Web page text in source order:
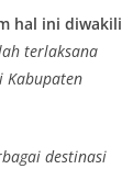
hal ini diwakili
terlaksana
Kabupaten
destinasi